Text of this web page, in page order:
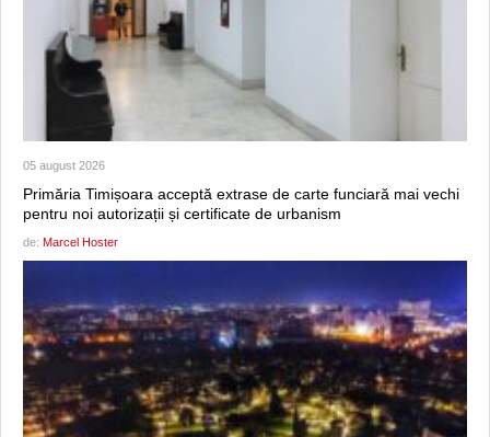
05 august 2026
Primăria Timișoara acceptă extrase de carte funciară mai vechi
pentru noi autorizații și certificate de urbanism
de: Marcel Hoster